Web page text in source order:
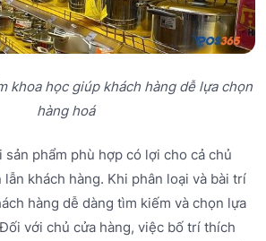
khoa học giúp khách hàng dễ lựa chọn
hàng hoá
sản phẩm phù hợp có lợi cho cả chủ
khách hàng. Khi phân loại và bài trí
hàng dễ dàng tìm kiếm và chọn lựa
với chủ cửa hàng, việc bố trí thích